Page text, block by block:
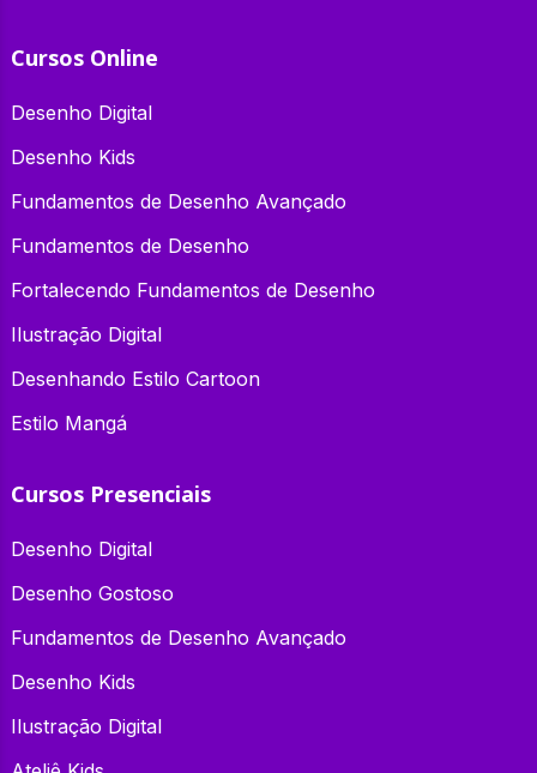
Cursos Online
Desenho Digital
Desenho Kids
Fundamentos de Desenho Avançado
Fundamentos de Desenho
Fortalecendo Fundamentos de Desenho
Ilustração Digital
Desenhando Estilo Cartoon
Estilo Mangá
Cursos Presenciais
Desenho Digital
Desenho Gostoso
Fundamentos de Desenho Avançado
Desenho Kids
Ilustração Digital